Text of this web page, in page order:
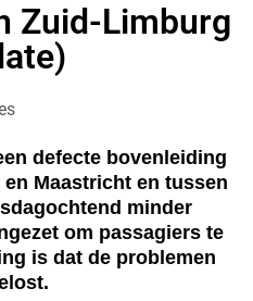
Zuid-Limburg
defecte bovenleiding
Maastricht en tussen
minder
om passagiers te
is dat de problemen